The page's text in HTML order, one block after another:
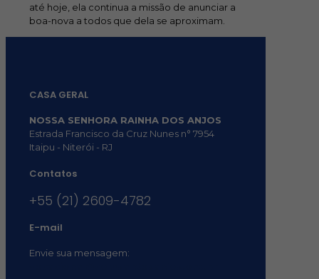
até hoje, ela continua a missão de anunciar a
boa-nova a todos que dela se aproximam.
CASA GERAL
NOSSA SENHORA RAINHA DOS ANJOS
Estrada Francisco da Cruz Nunes n° 7954
Itaipu - Niterói - RJ
Contatos
+55 (21) 2609-4782
E-mail
Envie sua mensagem: